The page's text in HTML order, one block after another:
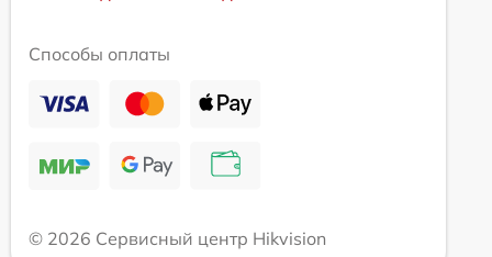
Способы оплаты
© 2026 Сервисный центр Hikvision